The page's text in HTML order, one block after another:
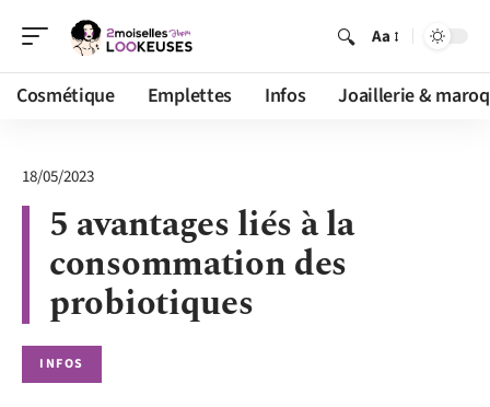
Aa
Cosmétique Emplettes Infos Joaillerie &
18/05/2023
5 avantages liés à la
consommation des
probiotiques
INFOS